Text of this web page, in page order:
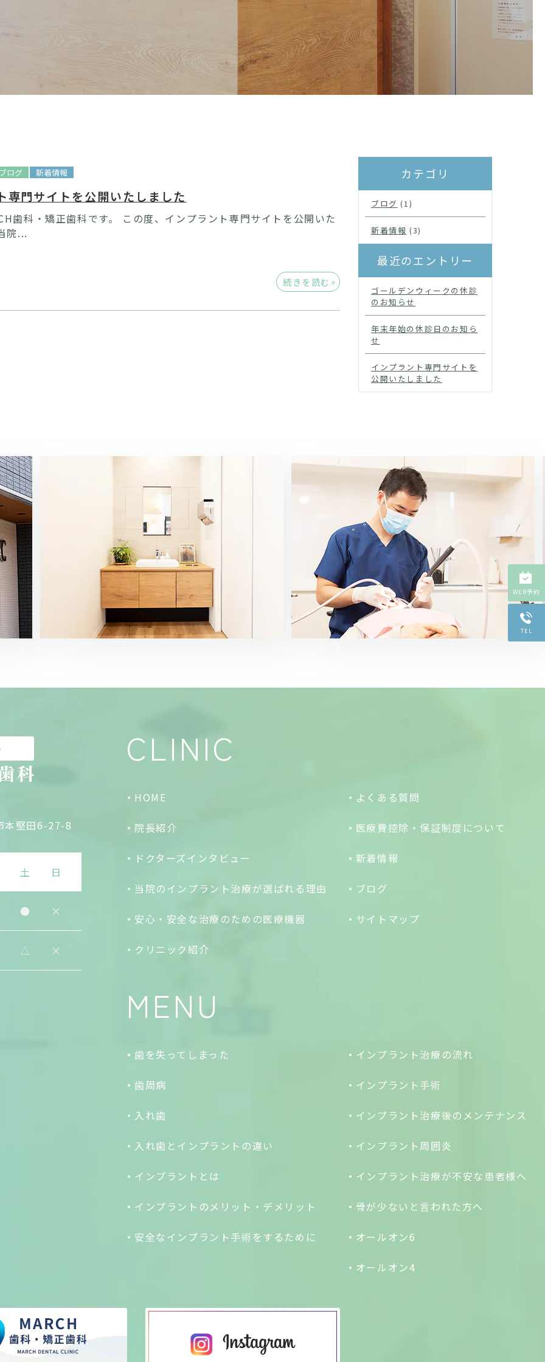
ブログ 新着情報
専門サイトを公開いたしました
歯科・矯正歯科です。 この度、インプラント専門サイトを公開いた
院...
続きを読む »
カテゴリ
ブログ (1)
新着情報 (3)
最近のエントリー
ゴールデンウィークの休診
のお知らせ
年末年始の休診日のお知ら
せ
インプラント専門サイトを
公開いたしました
本堅田6-27-8
土 日
● ×
△ ×
CLINIC
HOME
院長紹介
ドクターズインタビュー
当院のインプラント治療が選ばれる理由
安心・安全な治療のための医療機器
クリニック紹介
よくある質問
医療費控除・保証制度について
新着情報
ブログ
サイトマップ
MENU
歯を失ってしまった
歯周病
入れ歯
入れ歯とインプラントの違い
インプラントとは
インプラントのメリット・デメリット
安全なインプラント手術をするために
インプラント治療の流れ
インプラント手術
インプラント治療後のメンテナンス
インプラント周囲炎
インプラント治療が不安な患者様へ
骨が少ないと言われた方へ
オールオン6
オールオン4
WEB予約
TEL